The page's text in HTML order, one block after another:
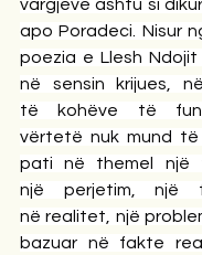
vargjeve ashtu si
apo Poradeci. Nisur
poezia e Llesh Ndojit
në sensin krijues,
të kohëve të
vërtetë nuk mund
pati në themel një
një perjetim, një
në realitet, një
bazuar në fakte